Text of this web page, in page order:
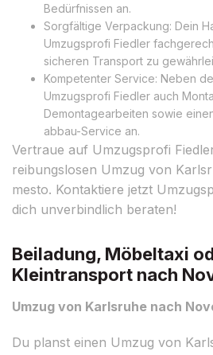
Bedürfnissen an.
Sorgfältige Verpackung: Dein
Umzugsprofi Fiedler
sicheren Transport zu
Kompetenter Service: Neben
Umzugsprofi Fiedler auch
Demontagearbeiten sowie
abbau-Service an.
Vertraue auf Umzugsprofi
reibungslosen Umzug von
mesto. Kontaktiere jetzt
dich unverbindlich beraten!
Beiladung, Möbeltaxi
Kleintransport nach
Umzug von Karlsruhe nach
Du planst einen Umzug von